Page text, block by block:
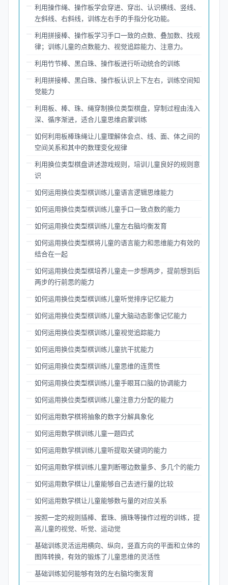
利用操作绳、操作板学会穿进、穿出、认识横线、竖线、
左斜线、右斜线，训练左右手的手指分化功能。
利用拼接棒、操作板学习手口一致的点数、叠加数、找规
律；训练儿童的点数能力、视觉追踪能力、注意力。
利用竹节棒、黑白珠、操作板进行听动统合的训练
利用拼接棒、黑白珠、操作板认识上下左右，训练空间知
觉能力
利用板、棒、珠、绳穿制换位类型棋盘，穿制过程由浅入
深、循序渐进，适合儿童思维启蒙训练
如何利用板棒珠绳让儿童理解体会点、线、面、体之间的
空间关系和其中的数理变化规律
利用换位类型棋盘讲述游戏规则，培训儿童良好的规则意
识
如何运用换位类型棋训练儿童语言逻辑思维能力
如何运用换位类型棋训练儿童手口一致点数的能力
如何运用换位类型棋训练儿童左右脑均衡发育
如何运用换位类型棋将儿童的语言能力和思维能力有效的
结合在一起
如何运用换位类型棋培养儿童走一步想两步，提前想到后
两步的行前思的能力
如何运用换位类型棋训练儿童听觉排序记忆能力
如何运用换位类型棋训练儿童大脑动态影像记忆能力
如何运用换位类型棋训练儿童视觉追踪能力
如何运用换位类型棋训练儿童抗干扰能力
如何运用换位类型棋训练儿童思维的连贯性
如何运用换位类型棋训练儿童手眼耳口脑的协调能力
如何运用换位类型棋训练儿童注意力分配的能力
如何运用数学棋将抽象的数字分解具象化
如何运用数学棋训练儿童一题四式
如何运用数学棋训练儿童听提取关键词的能力
如何运用数学棋训练儿童判断哪边数量多、多几个的能力
如何运用数学棋让儿童能够自己去进行量的比较
如何运用数学棋让儿童能够数与量的对应关系
按照一定的规则插棒、套珠、摘珠等操作过程的训练，提
高儿童的视觉、听觉、运动觉
基础训练灵活运用横向、纵向，竖直方向的平面和立体的
图阵转换，有效的锻炼了儿童思维的灵活性
基础训练如何能够有效的左右脑均衡发育